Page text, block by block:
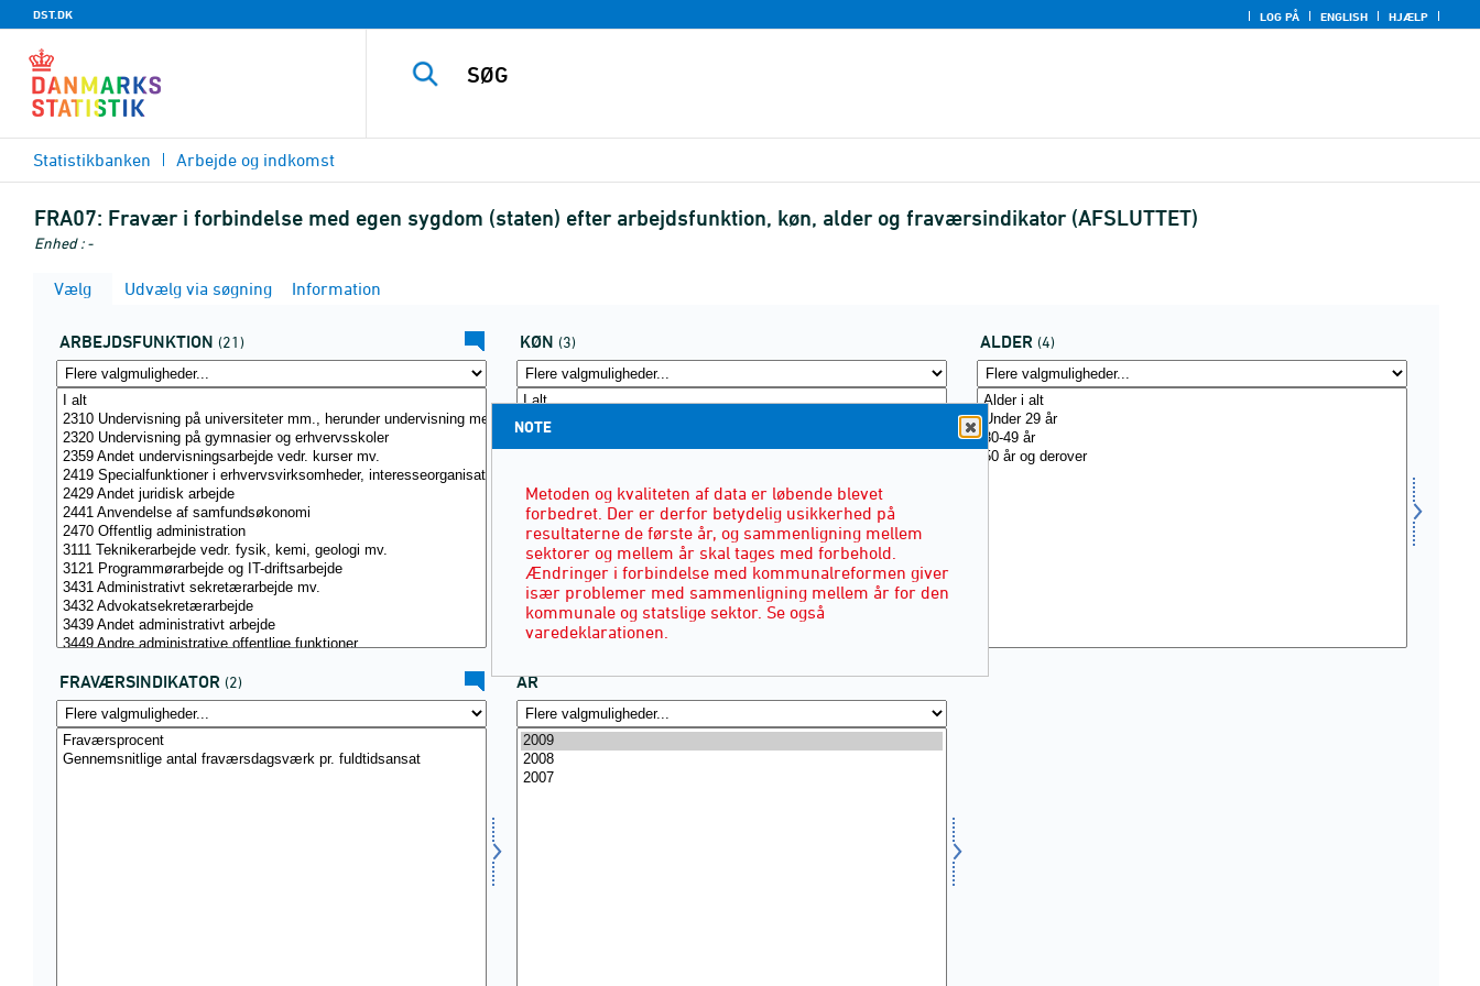
DST.DK LOG PÅ ENGLISH HJÆLP
Statistikbanken Arbejde og indkomst
FRA07: Fravær i forbindelse med egen sygdom (staten) efter arbejdsfunktion, køn, alder og fraværsindikator (AFSLUTTET)
Enhed : -
Vælg Udvælg via søgning Information
ARBEJDSFUNKTION (21) KØN (3) ALDER (4)
FRAVÆRSINDIKATOR (2) ÅR
NOTE
Metoden og kvaliteten af data er løbende blevet
forbedret. Der er derfor betydelig usikkerhed på
resultaterne de første år, og sammenligning mellem
sektorer og mellem år skal tages med forbehold.
Ændringer i forbindelse med kommunalreformen giver
især problemer med sammenligning mellem år for den
kommunale og statslige sektor. Se også
varedeklarationen.